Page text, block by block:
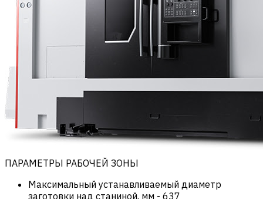
ПАРАМЕТРЫ РАБОЧЕЙ ЗОНЫ
Максимальный устанавливаемый диаметр
заготовки над станиной, мм - 637